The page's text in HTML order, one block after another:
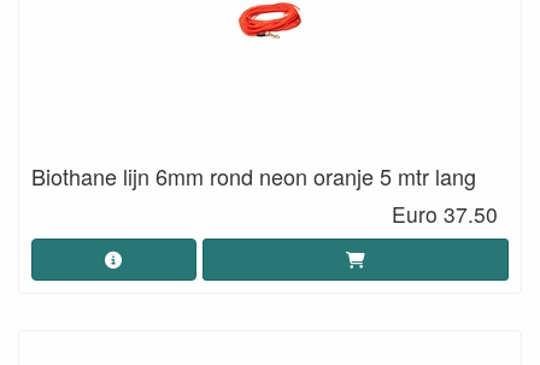
Biothane lijn 6mm rond neon oranje 5 mtr lang
Euro 37.50